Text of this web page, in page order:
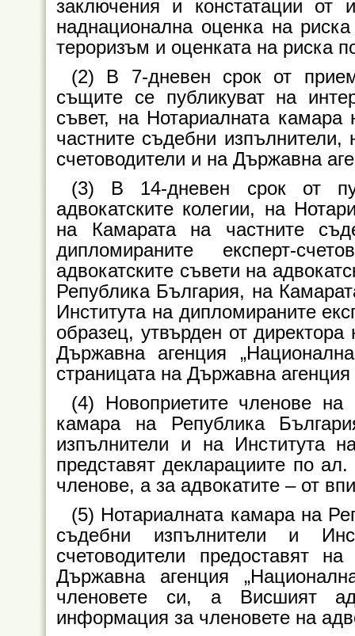
заключения и констатации от
наднационална оценка на
тероризъм и оценката на риска
(2) В 7-дневен срок от
същите се публикуват на
съвет, на Нотариалната
частните съдебни изпълнители,
счетоводители и на Държавна
(3) В 14-дневен срок от
адвокатските колегии, на
на Камарата на частните
дипломираните експерт-
адвокатските съвети на
Република България, на
Института на дипломираните
образец, утвърден от
Държавна агенция
страницата на Държавна агенция
(4) Новоприетите членове на
камара на Република
изпълнители и на Института
представят декларациите по
членове, а за адвокатите – от
(5) Нотариалната камара на
съдебни изпълнители и
счетоводители предоставят
Държавна агенция
членовете си, а Висшият
информация за членовете на